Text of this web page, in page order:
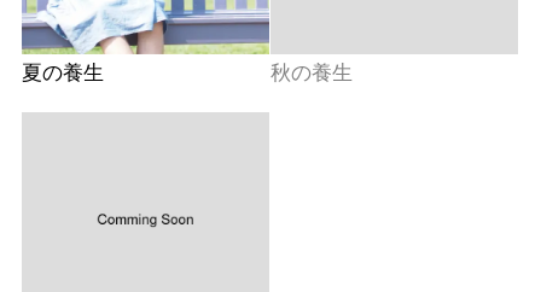
夏の養生 秋の養生